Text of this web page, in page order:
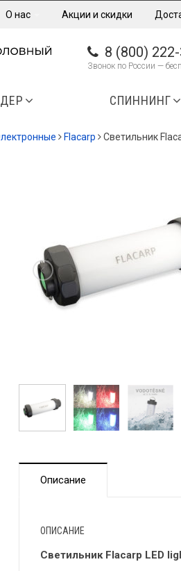
О нас Акции и скидки
8 (800)
Звонок по России —
СПИННИНГ
Flacarp Светильник
Описание
ОПИСАНИЕ
Светильник Flacarp LED